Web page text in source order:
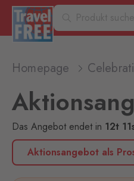
Homepage
Das Angebot endet in 12t 11
Aktionsangebot als